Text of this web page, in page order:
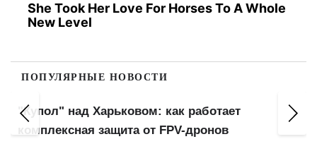
She Took Her Love For Horses To A Whole
New Level
ПОПУЛЯРНЫЕ НОВОСТИ
"Купол" над Харьковом: как работает
комплексная защита от FPV-дронов